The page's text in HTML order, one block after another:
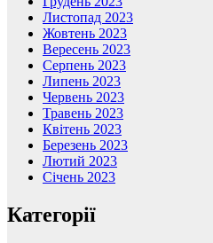
Листопад 2023
Жовтень 2023
Вересень 2023
Серпень 2023
Липень 2023
Червень 2023
Травень 2023
Квітень 2023
Березень 2023
Лютий 2023
Січень 2023
Категорії